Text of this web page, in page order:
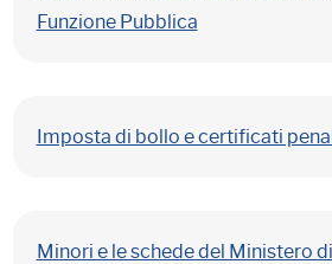
Funzione Pubblica
Imposta di bollo e certificati
Minori e le schede del Ministero